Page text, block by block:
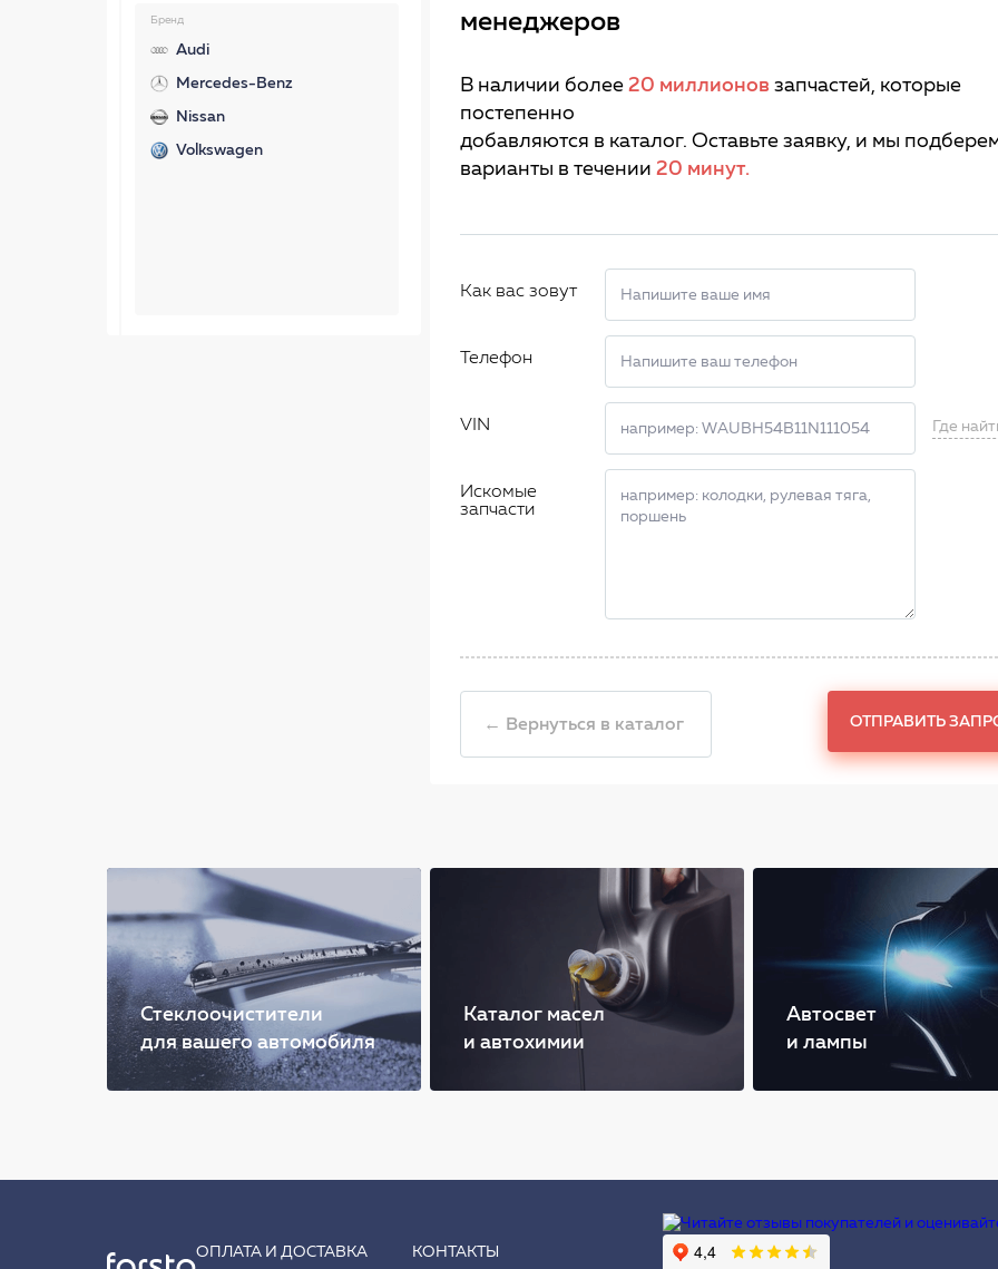
Бренд
Audi
Mercedes-Benz
Nissan
Volkswagen
менеджеров
В наличии более 20 миллионов запчастей, которые
постепенно
добавляются в каталог. Оставьте заявку, и мы
варианты в течении 20 минут.
Как вас зовут
Телефон
VIN Где
Искомые
запчасти
← Вернуться в каталог ОТПРАВИТЬ
Стеклоочистители
для вашего автомобиля
Каталог масел
и автохимии
Автосвет
и лампы
ОПЛАТА И ДОСТАВКА КОНТАКТЫ